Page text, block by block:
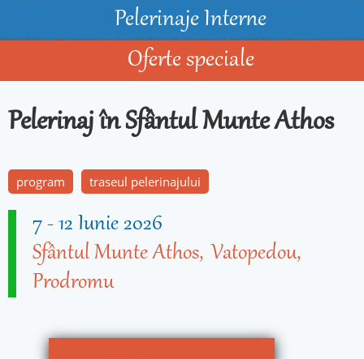
Pelerinaje Interne
Oferte speciale
Pelerinaj în Sfântul Munte Athos
program traseul pelerinajului
7-12 Iunie 2026
Sfântul Munte Athos Vatopedou
Prodromu